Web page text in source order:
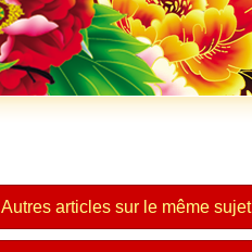
Autres articles sur le même sujet